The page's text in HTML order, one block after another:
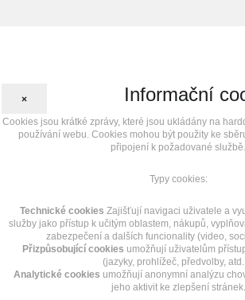
× Informační
Cookies jsou krátké zprávy, které jsou ukládány na
používání webu. Cookies mohou být použity ke
připojení k požadované službě.
Typy cookies:
Technické cookies Zajišťují navigaci uživatele a
služby jako přístup k učitým oblastem, nákupů,
zabezpečení a dalších funcionality (video,
Přizpůsobující cookies umožňují uživatelům
(jazyky, prohlížeč, předvolby,
Analytické cookies umožňují anonymní analýzu
jeho aktivit ke zlepšení stránek.